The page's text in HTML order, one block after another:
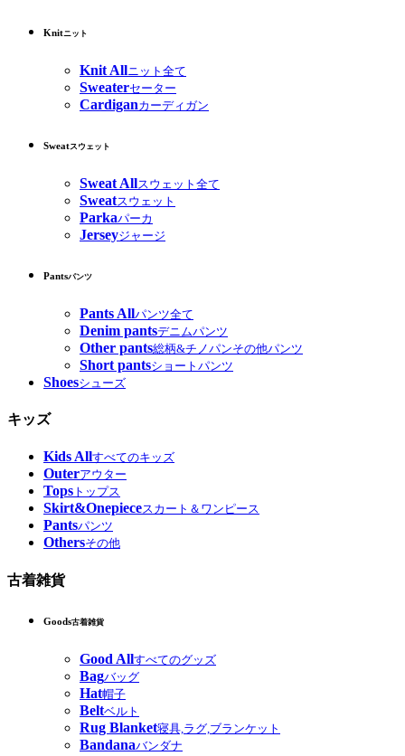
Knitニット
Knit Allニット全て
Sweaterセーター
Cardiganカーディガン
Sweatスウェット
Sweat Allスウェット全て
Sweatスウェット
Parkaパーカ
Jerseyジャージ
Pantsパンツ
Pants Allパンツ全て
Denim pantsデニムパンツ
Other pants総柄&チノパンその他パンツ
Short pantsショートパンツ
Shoesシューズ
キッズ
Kids Allすべてのキッズ
Outerアウター
Tops トップス
Skirt&Onepieceスカート＆ワンピース
Pantsパンツ
Othersその他
古着雑貨
Goods古着雑貨
Good Allすべてのグッズ
Bagバッグ
Hat帽子
Beltベルト
Rug Blanket寝具,ラグ,ブランケット
Bandanaバンダナ